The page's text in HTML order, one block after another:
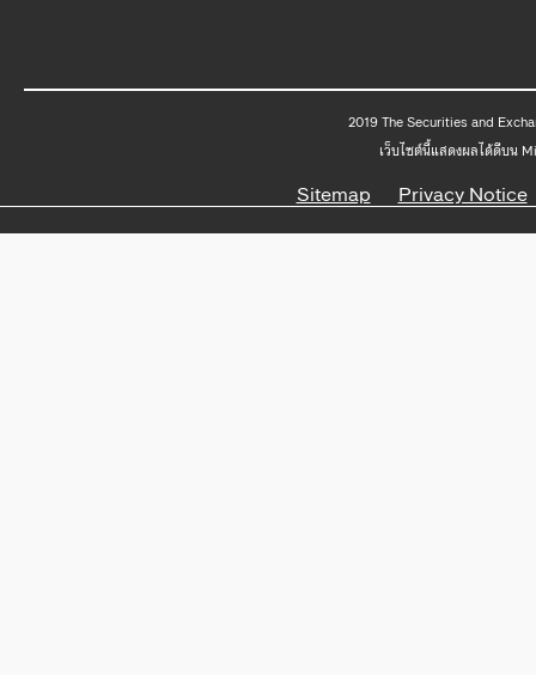
2019
เว็บไซต์นี้แสดงผลได้ดีบน
Sitemap Privacy Notice